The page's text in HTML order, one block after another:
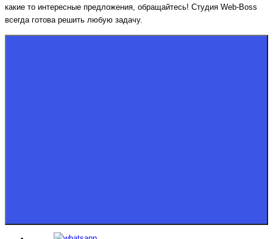
какие то интересные предложения, обращайтесь! Студия Web-Boss
всегда готова решить любую задачу.